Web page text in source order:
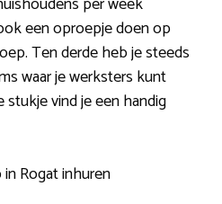
een oproepje doen op
Ten derde heb je steeds
waar je werksters kunt
vind je een handig
Rogat inhuren